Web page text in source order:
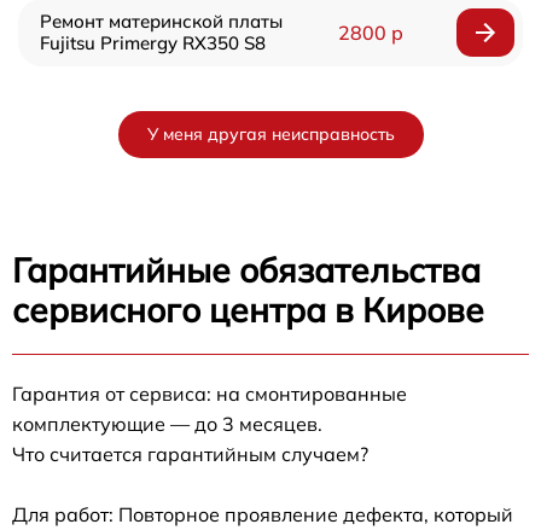
Ремонт материнской платы
Fujitsu Primergy RX350 S8
2800 р
У меня другая неисправность
Гарантийные обязательства
сервисного центра в Кирове
Гарантия от сервиса: на смонтированные
комплектующие — до 3 месяцев.
Что считается гарантийным случаем?
Для работ: Повторное проявление дефекта, который